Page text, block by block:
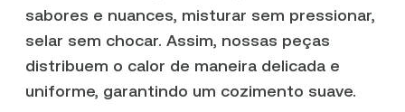
sabores e nuances, misturar sem pressionar,
selar sem chocar. Assim, nossas peças
distribuem o calor de maneira delicada e
uniforme, garantindo um cozimento suave.